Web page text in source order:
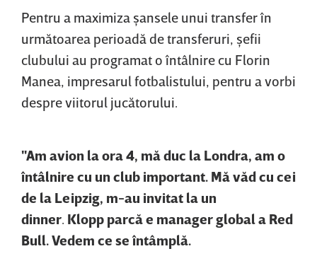
Pentru a maximiza şansele unui transfer în
următoarea perioadă de transferuri, şefii
clubului au programat o întâlnire cu Florin
Manea, impresarul fotbalistului, pentru a vorbi
despre viitorul jucătorului.
"Am avion la ora 4, mă duc la Londra, am o
întâlnire cu un club important. Mă văd cu cei
de la Leipzig, m-au invitat la un
dinner. Klopp parcă e manager global a Red
Bull. Vedem ce se întâmplă.